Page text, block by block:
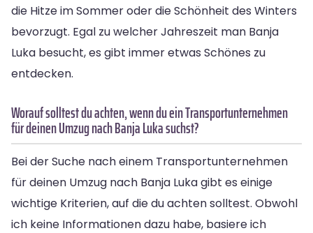
die Hitze im Sommer oder die Schönheit des Winters
bevorzugt. Egal zu welcher Jahreszeit man Banja
Luka besucht, es gibt immer etwas Schönes zu
entdecken.
Worauf solltest du achten, wenn du ein Transportunternehmen
für deinen Umzug nach Banja Luka suchst?
Bei der Suche nach einem Transportunternehmen
für deinen Umzug nach Banja Luka gibt es einige
wichtige Kriterien, auf die du achten solltest. Obwohl
ich keine Informationen dazu habe, basiere ich